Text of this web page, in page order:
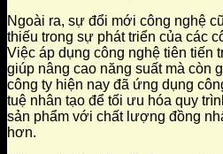
Ngoài ra, sự đổi mới công nghệ
thiếu trong sự phát triển của các
Việc áp dụng công nghệ tiên tiến
giúp nâng cao năng suất mà còn
công ty hiện nay đã ứng dụng
tuệ nhân tạo để tối ưu hóa quy
sản phẩm với chất lượng đồng
hơn.